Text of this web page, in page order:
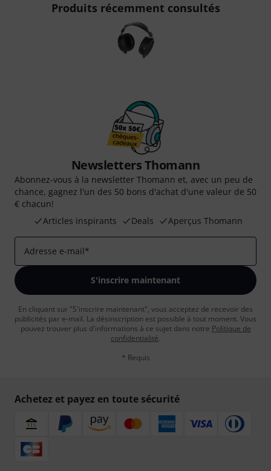
Produits récemment consultés
Newsletters Thomann
Abonnez-vous à la newsletter Thomann et, avec un peu de
chance, gagnez l'un des 50 bons d'achat d'une valeur de 50
€ chacun!
Articles inspirants
Deals Aperçus Thomann
Adresse e-mail*
S'inscrire maintenant
En cliquant sur "S'inscrire maintenant", vous acceptez de recevoir des
publicités par e-mail. La désinscription est possible à tout moment. Vous
pouvez trouver plus d'informations à ce sujet dans notre Politique de
confidentialité.
* Requis
Achetez et payez en toute sécurité